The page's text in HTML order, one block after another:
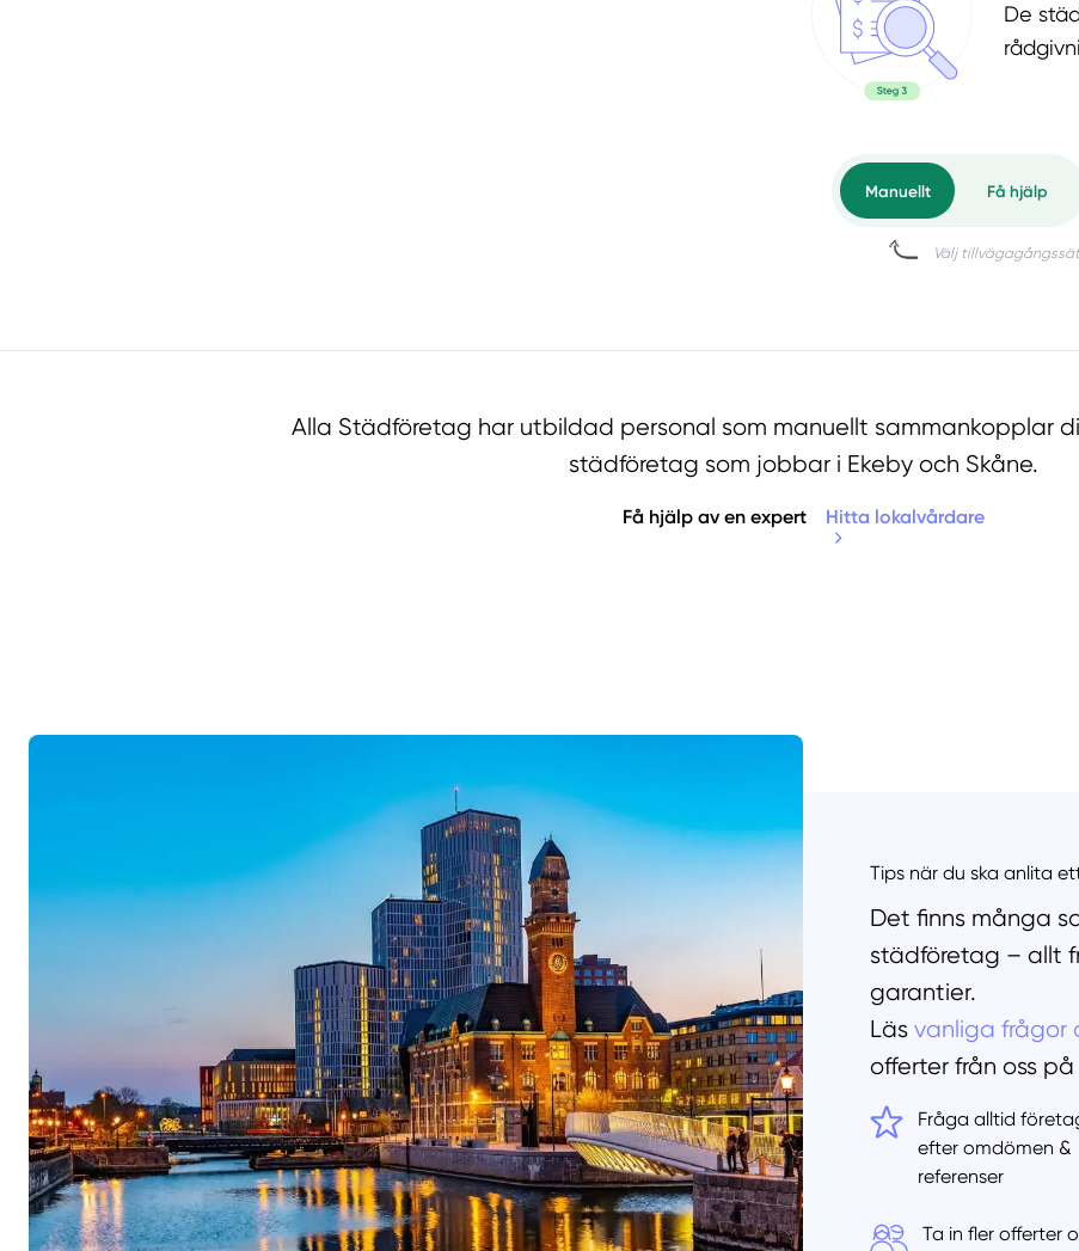
De
Alla Städföretag har utbildad personal som manuellt sammankopplar
städföretag som jobbar i Ekeby och Skåne.
Få hjälp av en expert Hitta lokalvårdare
Tips när du ska anlita
Det finns många
städföretag – allt
garantier.
Läs vanliga frågor
offerter från oss
Fråga alltid
efter omdömen &
referenser
Ta in fler offerter